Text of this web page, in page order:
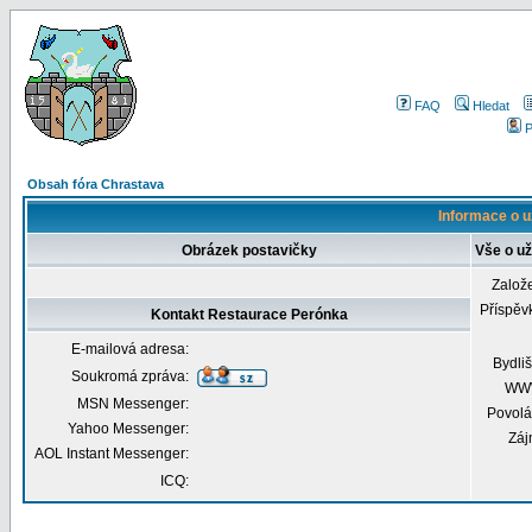
FAQ
Hledat
Obsah fóra Chrastava
Informace o
Obrázek postavičky Vše o
Kontakt Restaurace Perónka
E-mailová adresa:
Soukromá zpráva:
MSN Messenger:
Yahoo Messenger:
AOL Instant Messenger:
ICQ: